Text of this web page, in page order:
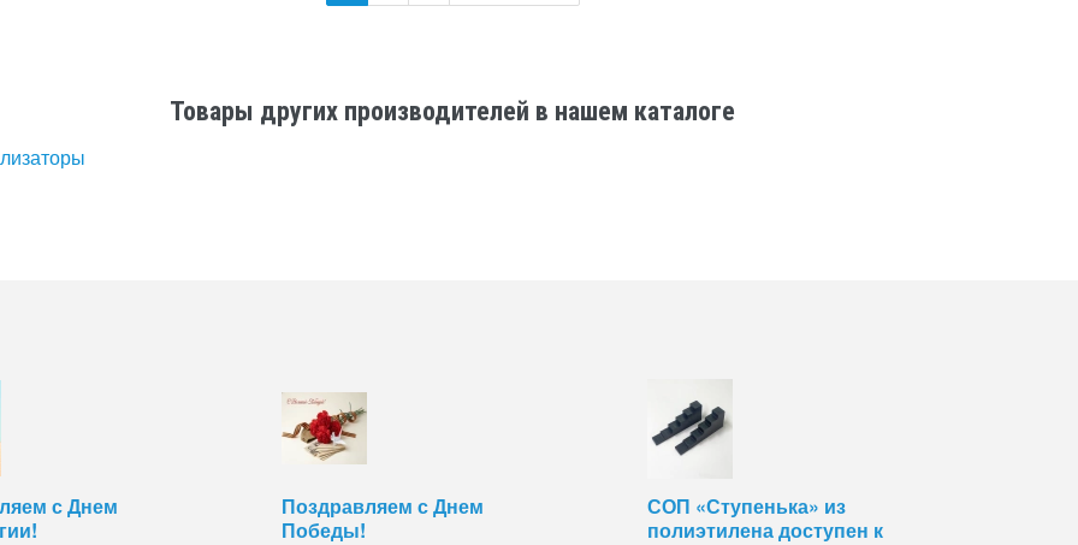
Товары других производителей в нашем каталоге
с Днем
Поздравляем с Днем
Победы!
СОП «Ступенька» из
полиэтилена доступен к